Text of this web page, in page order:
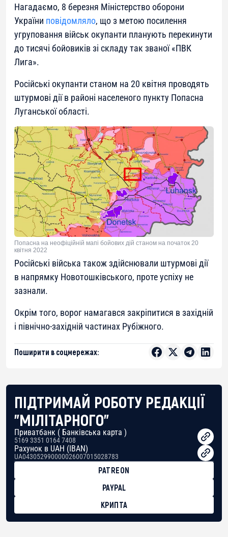
Нагадаємо, 8 березня Міністерство оборони
України повідомляло, що з метою посилення
угруповання військ окупанти планують перекинути
до тисячі бойовиків зі складу так званої «ПВК
Лига».
Російські окупанти станом на 20 квітня проводять
штурмові дії в районі населеного пункту Попасна
Луганської області.
Попасна на неофіційній мапі бойових дій станом на початок 20
квітня 2022
Російські війська також здійснювали штурмові дії
в напрямку Новотошківського, проте успіху не
зазнали.
Окрім того, ворог намагався закріпитися в західній
і північно-західній частинах Рубіжного.
Поширити в соцмережах:
ПІДТРИМАЙ РОБОТУ РЕДАКЦІЇ
"МІЛІТАРНОГО"
Приватбанк ( Банківська карта )
5169 3351 0164 7408
Рахунок в UAH (IBAN)
UA043052990000026007015028783
PATREON
PAYPAL
КРИПТА